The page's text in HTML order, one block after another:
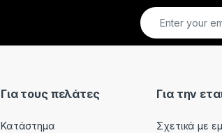
Για τους πελάτες
Κατάστημα
Για την
Σχετικά με